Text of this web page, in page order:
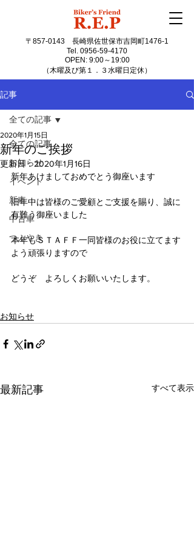
〒857-0143 長崎県佐世保市吉岡町1476-1
Tel. 0956-59-4170
OPEN: 9:00～19:00
（木曜及び第１．３水曜日定休）
記事
全ての記事
お知らせ
イベント
新車
中古車
つぶやき
全ての記事
新年のご挨拶
2020年1月15日
更新日：2020年1月16日
新年あけましておめでとう御座います
旧年中は皆様のご愛顧とご支援を賜り、誠に
有難う御座いました
本年もＳＴＡＦＦ一同皆様のお役に立てます
よう頑張りますので
どうぞ　よろしくお願いいたします。
お知らせ
最新記事 すべて表示